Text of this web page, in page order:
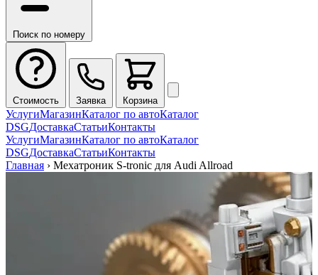
Поиск по номеру
Стоимость Заявка Корзина
УслугиМагазинКаталог по автоКаталог
DSGДоставкаСтатьиКонтакты
УслугиМагазинКаталог по автоКаталог
DSGДоставкаСтатьиКонтакты
Главная › Мехатроник S-tronic для Audi Allroad